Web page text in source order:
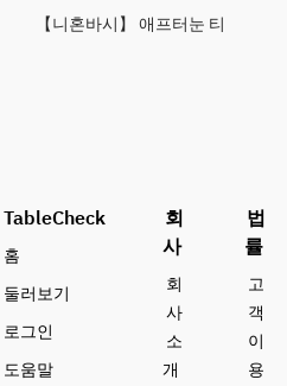
【니혼바시】 애프터눈 티
TableCheck
홈
둘러보기
로그인
도움말
회
사
회
사
소
개
법
률
고
객
이
용